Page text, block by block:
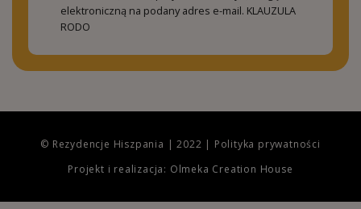
elektroniczną na podany adres e-mail. KLAUZULA
RODO
© Rezydencje Hiszpania | 2022 | Polityka prywatności
Projekt i realizacja: Olmeka Creation House